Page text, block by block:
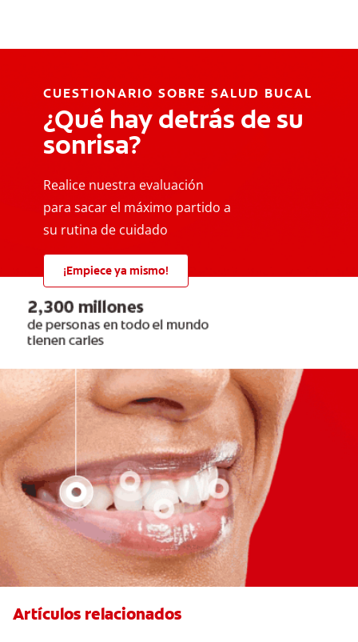
CUESTIONARIO SOBRE SALUD BUCAL
¿Qué hay detrás de su
sonrisa?
Realice nuestra evaluación
para sacar el máximo partido a
su rutina de cuidado
¡Empiece ya mismo!
Artículos relacionados